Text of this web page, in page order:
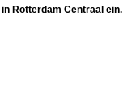
Rotterdam Centraal ein.